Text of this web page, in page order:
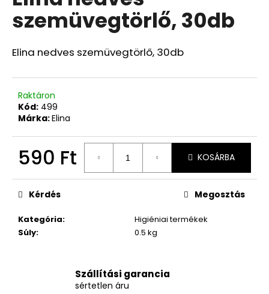
ből
csillag.
szemüvegtörlő, 30db
Elina nedves szemüvegtörlő, 30db
Raktáron
Kód: 499
Márka:Elina
590 Ft KOSÁRBA
Kategória:
Higiéniai termékek
Súly: 0.5 kg
Kérdés Megosztás
Szállítási garancia
sértetlen áru